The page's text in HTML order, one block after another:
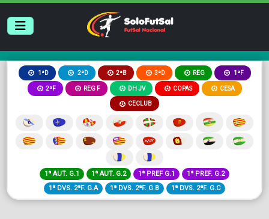
1ªD 2ªD 2ªB 3ªD REG 1ªF
2ªF REG F DH JV COPAS CESA
CECLUB
1ª AUT. G.1 1ª AUT. G.2 1ª PREF G.1
1ª PREF. G.2
1ª DVS. 2ªF. G.A
1ª DVS. 2ªF. G.B 1ª DVS. 2ªF. G.C